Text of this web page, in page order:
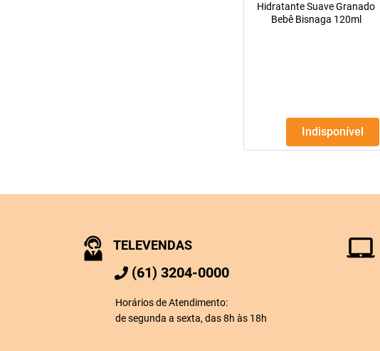
Hidratante Suave Granado
Bebê Bisnaga 120ml
Indisponível
TELEVENDAS
(61) 3204-0000
Horários de Atendimento:
de segunda a sexta, das 8h às 18h